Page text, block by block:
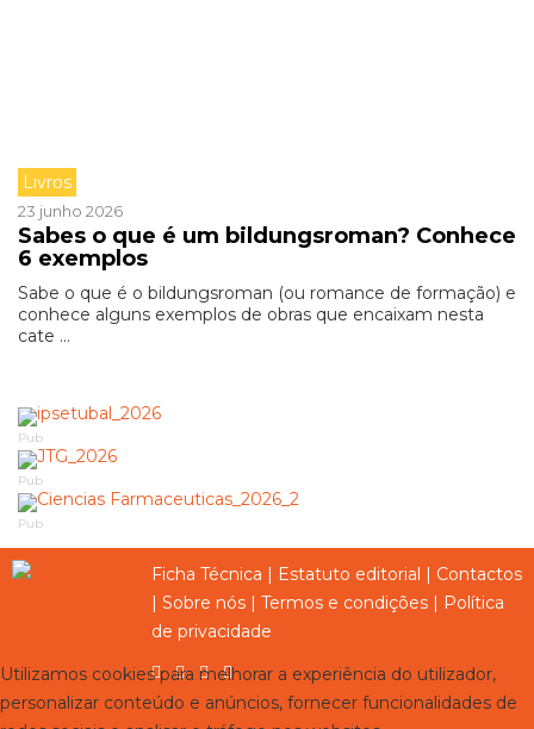
Livros
23 junho 2026
Sabes o que é um bildungsroman? Conhece
6 exemplos
Sabe o que é o bildungsroman (ou romance de formação) e
conhece alguns exemplos de obras que encaixam nesta
cate ...
Pub
Pub
Pub
Ficha Técnica | Estatuto editorial | Contactos
| Sobre nós | Termos e condições | Política
de privacidade
Utilizamos cookies para melhorar a experiência do utilizador,
personalizar conteúdo e anúncios, fornecer funcionalidades de